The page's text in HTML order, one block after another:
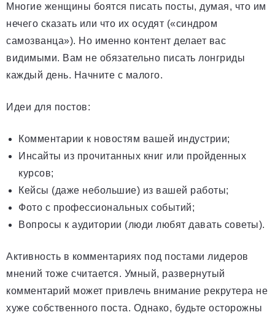
Многие женщины боятся писать посты, думая, что им
нечего сказать или что их осудят («синдром
самозванца»). Но именно контент делает вас
видимыми. Вам не обязательно писать лонгриды
каждый день. Начните с малого.
Идеи для постов:
Комментарии к новостям вашей индустрии;
Инсайты из прочитанных книг или пройденных
курсов;
Кейсы (даже небольшие) из вашей работы;
Фото с профессиональных событий;
Вопросы к аудитории (люди любят давать советы).
Активность в комментариях под постами лидеров
мнений тоже считается. Умный, развернутый
комментарий может привлечь внимание рекрутера не
хуже собственного поста. Однако, будьте осторожны